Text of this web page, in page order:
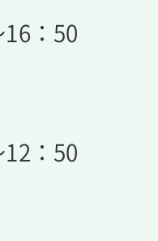
16：50
12：50